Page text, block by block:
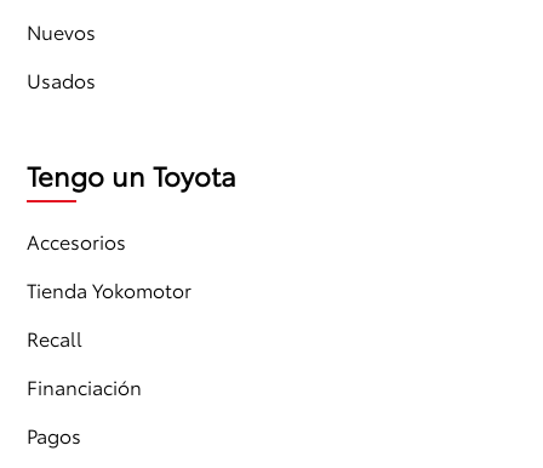
Nuevos
Usados
Tengo un Toyota
Accesorios
Tienda Yokomotor
Recall
Financiación
Pagos